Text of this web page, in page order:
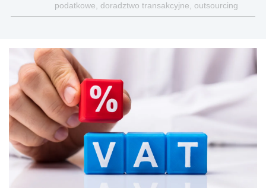
podatkowe, doradztwo transakcyjne, outsourcing
księgowości, kadr i płac.